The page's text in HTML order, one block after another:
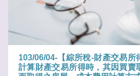
103/06/04-【綜所稅-財產交易所
計算財產交易所得時，其因買賣